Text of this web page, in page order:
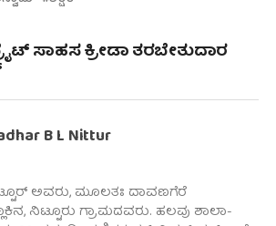
ಸಾಹಸ ಕ್ರೀಡಾ ತರಬೇತುದಾರ
B L Nittur
ಅವರು, ಮೂಲತಃ ದಾವಣಗೆರೆ
ನಿಟ್ಟೂರು ಗ್ರಾಮದವರು. ಹಲವು ಶಾಲಾ-